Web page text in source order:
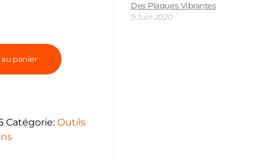
panier
Catégorie:Outils
Des Plaques Vibrantes
9 Juin 2020